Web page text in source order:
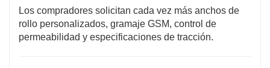
Los compradores solicitan cada vez más anchos de
rollo personalizados, gramaje GSM, control de
permeabilidad y especificaciones de tracción.